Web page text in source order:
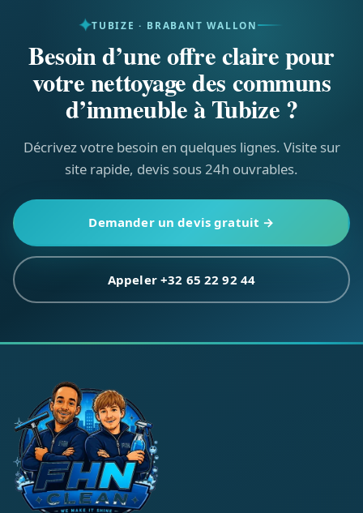
TUBIZE · BRABANT WALLON
Besoin d’une offre claire pour
votre nettoyage des communs
d’immeuble à Tubize ?
Décrivez votre besoin en quelques lignes. Visite sur
site rapide, devis sous 24h ouvrables.
Demander un devis gratuit →
Appeler +32 65 22 92 44